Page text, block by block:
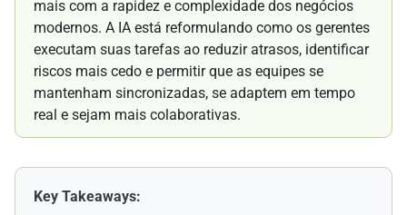
mais com a rapidez e complexidade dos negócios
modernos. A IA está reformulando como os gerentes
executam suas tarefas ao reduzir atrasos, identificar
riscos mais cedo e permitir que as equipes se
mantenham sincronizadas, se adaptem em tempo
real e sejam mais colaborativas.
Key Takeaways: